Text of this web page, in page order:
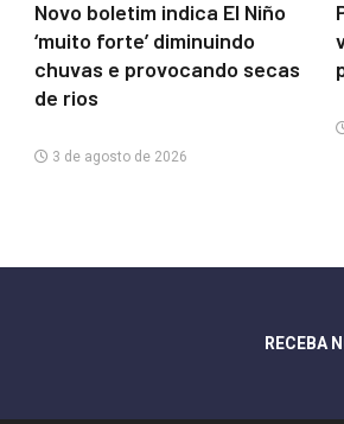
Novo boletim indica El Niño
‘muito forte’ diminuindo
chuvas e provocando secas
de rios
3 de agosto de 2026
RECEBA